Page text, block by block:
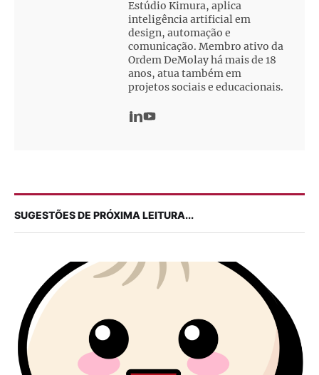
Estúdio Kimura, aplica
inteligência artificial em
design, automação e
comunicação. Membro ativo da
Ordem DeMolay há mais de 18
anos, atua também em
projetos sociais e educacionais.
SUGESTÕES DE PRÓXIMA LEITURA...